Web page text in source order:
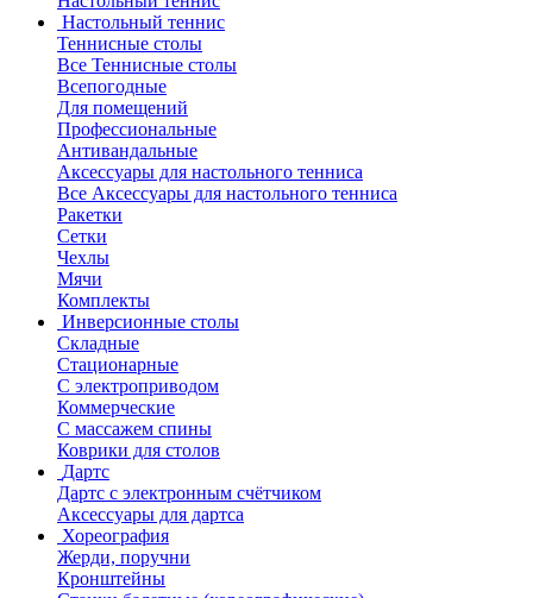
Настольный теннис
Теннисные столы
Все Теннисные столы
Всепогодные
Для помещений
Профессиональные
Антивандальные
Аксессуары для настольного тенниса
Все Аксессуары для настольного тенниса
Ракетки
Сетки
Чехлы
Мячи
Комплекты
Инверсионные столы
Складные
Стационарные
С электроприводом
Коммерческие
С массажем спины
Коврики для столов
Дартс
Дартс с электронным счётчиком
Аксессуары для дартса
Хореография
Жерди, поручни
Кронштейны